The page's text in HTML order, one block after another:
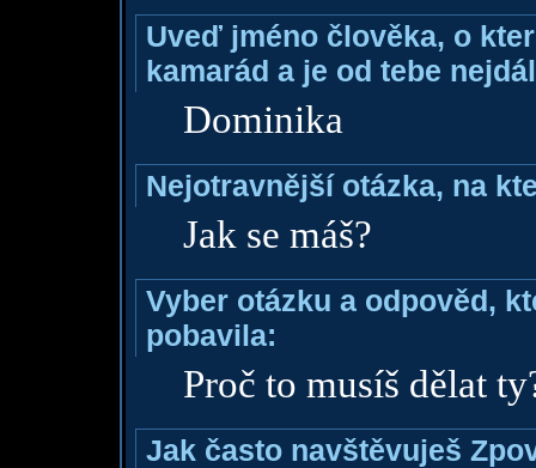
Uveď jméno člověka, o
kamarád a je od tebe
Dominika
Nejotravnější otázka, na
Jak se máš?
Vyber otázku a odpověd,
pobavila:
Proč to musíš dělat
Jak často navštěvuješ